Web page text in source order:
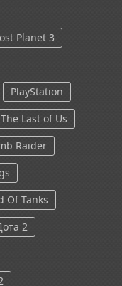
Planet 3
PlayStation
The Last of Us
Raider
Of Tanks
2